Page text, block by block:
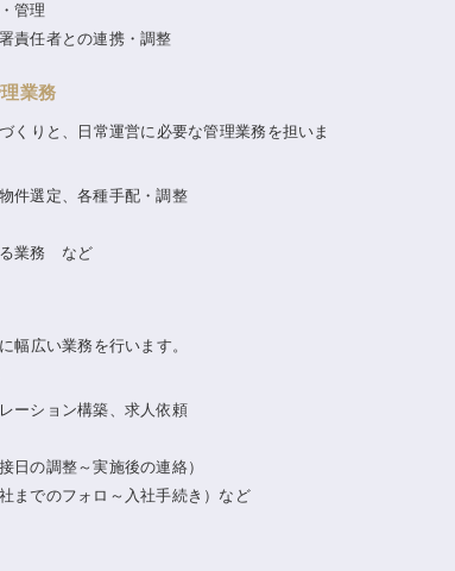
管理
責任者との連携・調整
業務
くりと、日常運営に必要な管理業務を担いま
件選定、各種手配・調整
る業務 など
幅広い業務を行います。
ーション構築、求人依頼
日の調整～実施後の連絡）
までのフォロ～入社手続き）など